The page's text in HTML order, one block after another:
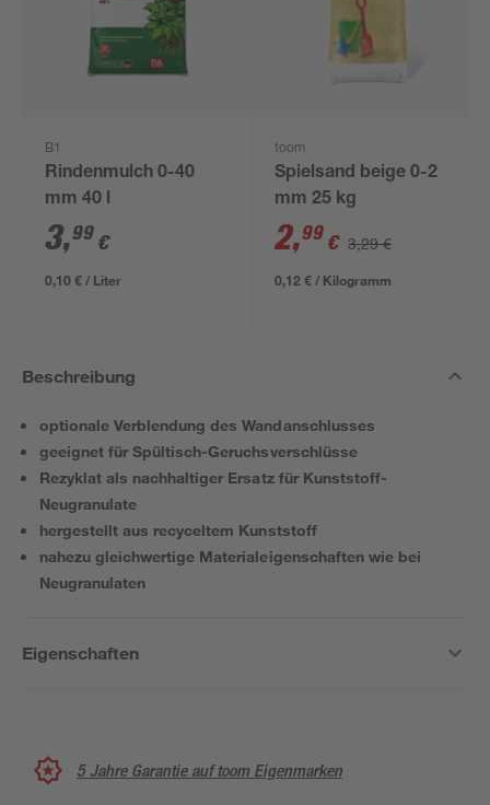
B1
Rindenmulch 0-40
mm 40 l
3,99 €
0,10 € / Liter
toom
Spielsand beige 0-2
mm 25 kg
2,99 € 3,29 €
0,12 € / Kilogramm
Beschreibung
optionale Verblendung des Wandanschlusses
geeignet für Spültisch-Geruchsverschlüsse
Rezyklat als nachhaltiger Ersatz für Kunststoff-
Neugranulate
hergestellt aus recyceltem Kunststoff
nahezu gleichwertige Materialeigenschaften wie bei
Neugranulaten
Eigenschaften
5 Jahre Garantie auf toom Eigenmarken